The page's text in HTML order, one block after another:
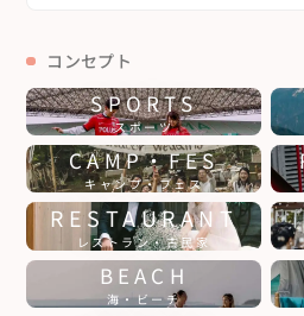
コンセプト
SPORTS
スポーツ
CAMP・FES
キャンプ・フェス
RESTAURANT
レストラン・古民家
BEACH
海・ビーチ